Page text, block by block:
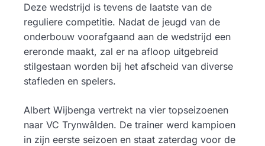
Deze wedstrijd is tevens de laatste van de
reguliere competitie. Nadat de jeugd van de
onderbouw voorafgaand aan de wedstrijd een
ereronde maakt, zal er na afloop uitgebreid
stilgestaan worden bij het afscheid van diverse
stafleden en spelers.
Albert Wijbenga vertrekt na vier topseizoenen
naar VC Trynwâlden. De trainer werd kampioen
in zijn eerste seizoen en staat zaterdag voor de